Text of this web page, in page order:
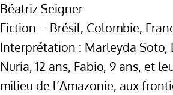
Béatriz Seigner
Fiction – Brésil, Colombie,
Interprétation : Marleyda Soto,
Nuria, 12 ans, Fabio, 9 ans, et
milieu de l’Amazonie, aux